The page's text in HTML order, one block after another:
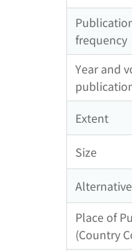
frequency
Year and
Extent
Size
Place of
(Country